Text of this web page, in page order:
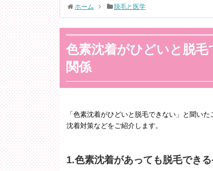
ホーム 脱毛と医学
色素沈着がひどいと脱
関係
「色素沈着がひどいと脱毛できない」と聞い
沈着対策などをご紹介します。
1.色素沈着があっても脱毛でき